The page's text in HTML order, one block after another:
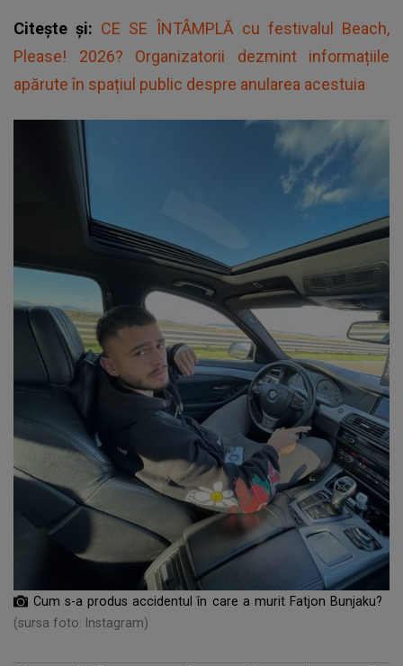
Citește și: CE SE ÎNTÂMPLĂ cu festivalul Beach,
Please! 2026? Organizatorii dezmint informațiile
apărute în spațiul public despre anularea acestuia
Cum s-a produs accidentul în care a murit Fatjon Bunjaku?
(sursa foto: Instagram)